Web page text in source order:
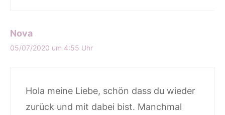
Nova
05/07/2020 um 4:55 Uhr
Hola meine Liebe, schön dass du wieder
zurück und mit dabei bist. Manchmal